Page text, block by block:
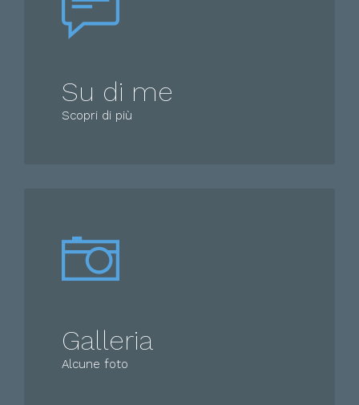
Su di me
Scopri di più
Galleria
Alcune foto